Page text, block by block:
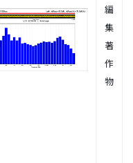
編
集
著
作
物